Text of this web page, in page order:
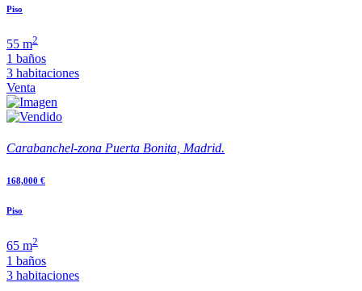
Piso
55 m2
1 baños
3 habitaciones
Venta
Carabanchel-zona Puerta Bonita, Madrid.
168,000 €
Piso
65 m2
1 baños
3 habitaciones